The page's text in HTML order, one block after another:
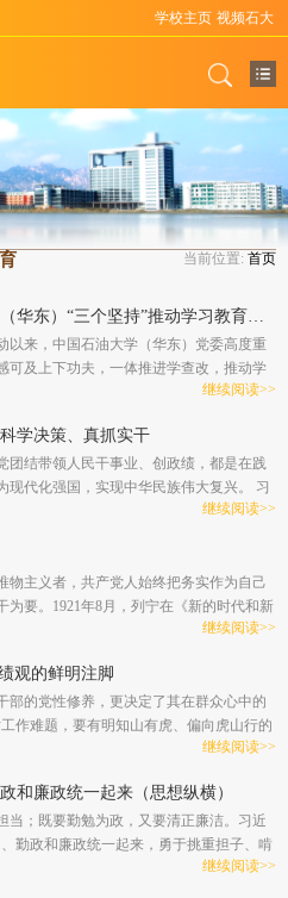
学校主页 视频石大
当前位置: 首页
全国高校思政网：中国石油大学（华东）“三个坚持”推动学习教育走深走实
以来，中国石油大学（华东）党委高度重
可及上下功夫，一体推进学查改，推动学
际行动，在加快推进中国特色能源领域世
继续阅读>>
学决策、真抓实干
团结带领人民干事业、创政绩，都是在践
代化强国，实现中华民族伟大复兴。 习
推动党和国家事业发展、造福人民，才能
继续阅读>>
主义者，共产党人始终把务实作为自己
为要。1921年8月，列宁在《新的时代和新
据时局的特点和任务进行切实的实际的工
继续阅读>>
观的鲜明注脚
的党性修养，更决定了其在群众心中的
作难题，要有明知山有虎、偏向虎山行的
豁得出来、顶得上去，真正成为带领人民
考验中干出来的。树立和践行正确政绩
守摊子，更要在风高浪急时让群众信得
继续阅读>>
和廉政统一起来（思想纵横）
当；既要勤勉为政，又要清正廉洁。习近
勤政和廉政统一起来，勇于挑重担子、啃
新时代党员干部立身、履职、用权提供了
继续阅读>>